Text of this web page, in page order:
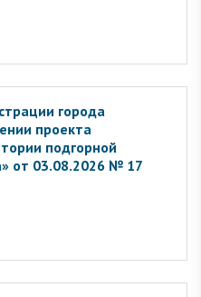
города
проекта
подгорной
от 03.08.2026 № 17